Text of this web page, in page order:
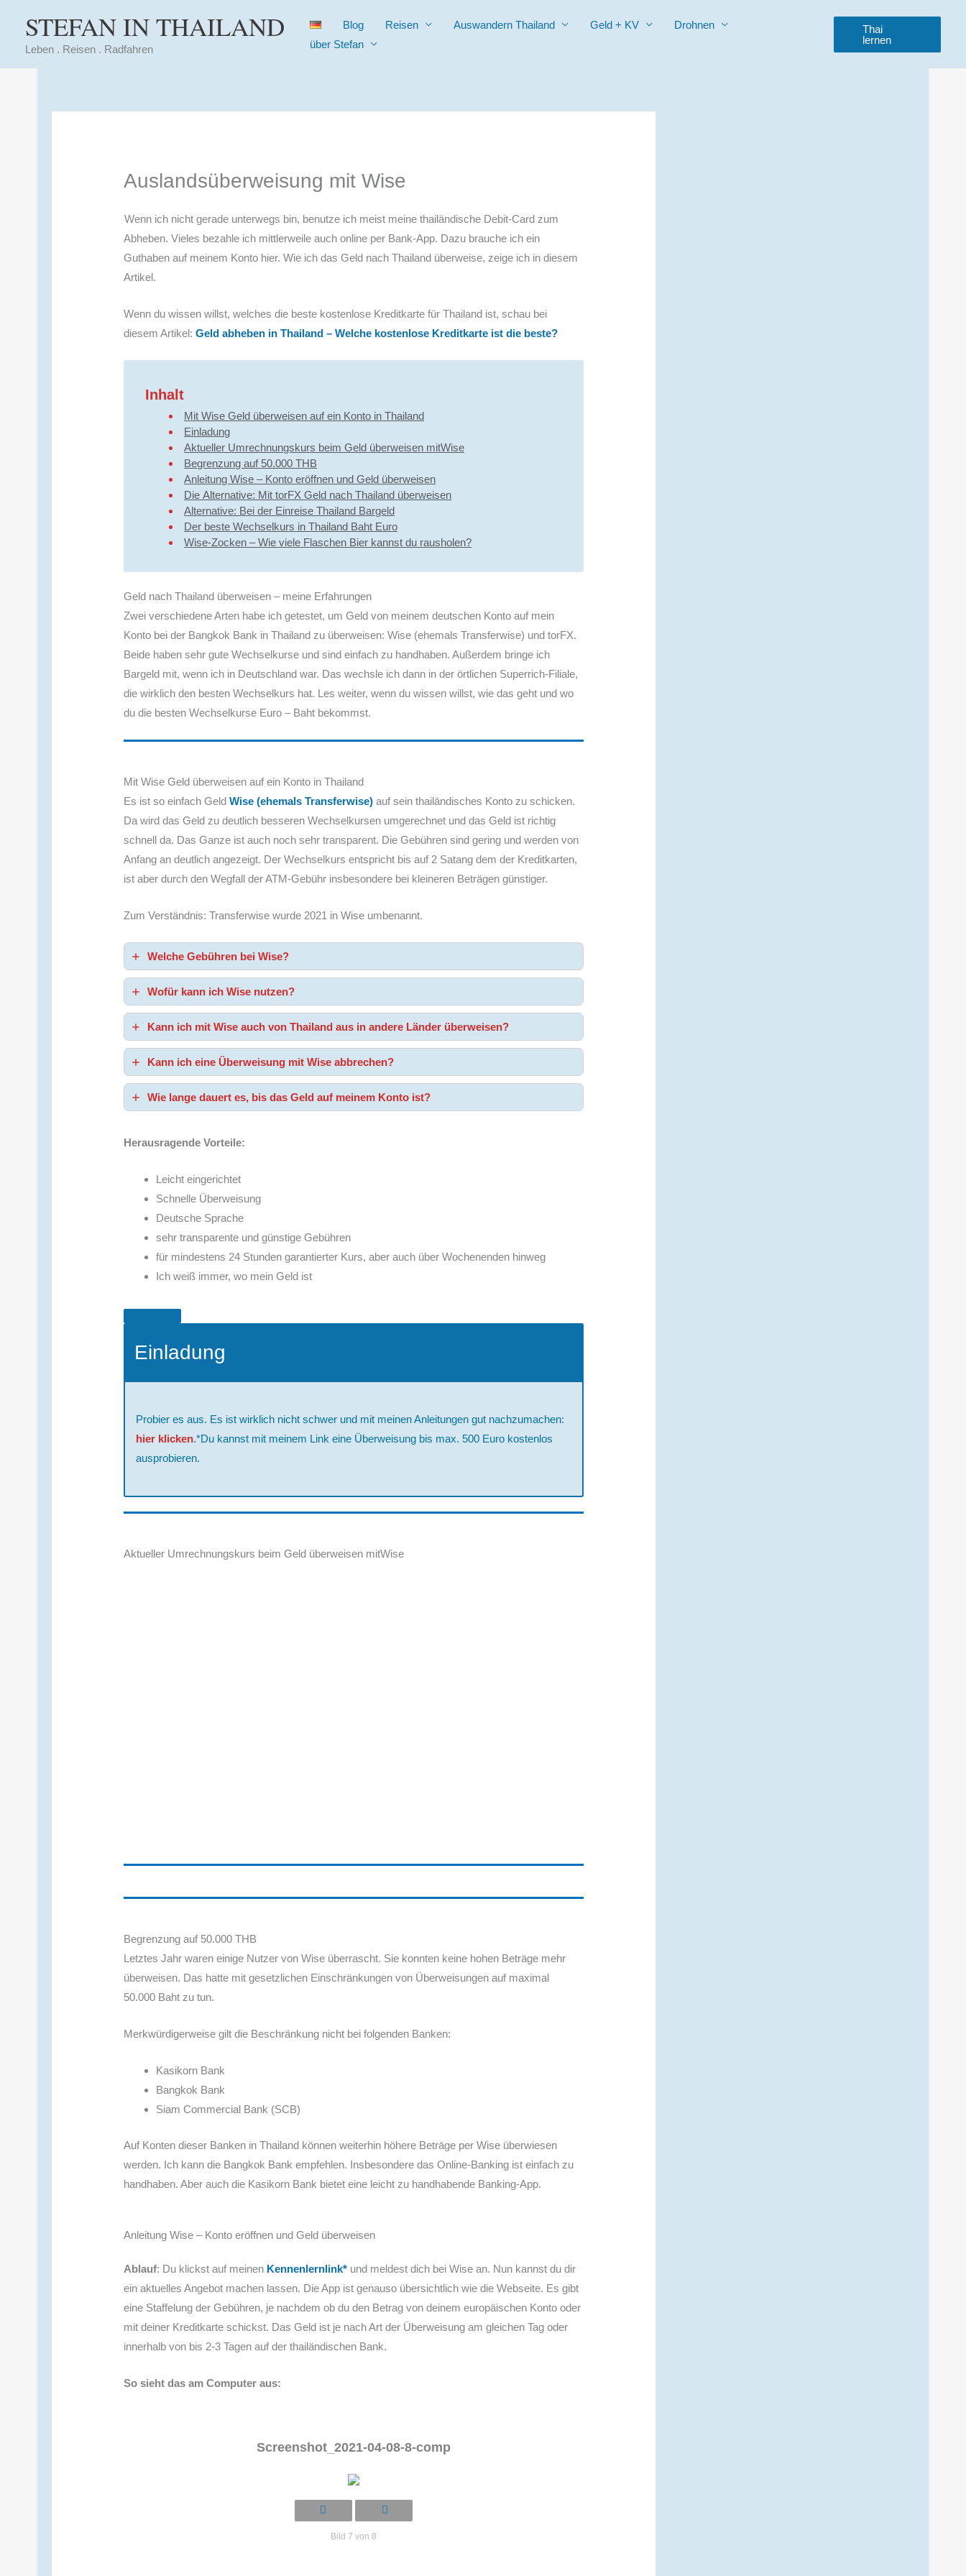
springen
STEFAN IN THAILAND
Leben . Reisen . Radfahren
Blog Reisen Auswandern Thailand Geld + KV
Drohnen
über Stefan
Thai
lernen
Auslandsüberweisung mit Wise
Wenn ich nicht gerade unterwegs bin, benutze ich meist meine thailändische Debit-Card zum
Abheben. Vieles bezahle ich mittlerweile auch online per Bank-App. Dazu brauche ich ein
Guthaben auf meinem Konto hier. Wie ich das Geld nach Thailand überweise, zeige ich in diesem
Artikel.
Wenn du wissen willst, welches die beste kostenlose Kreditkarte für Thailand ist, schau bei
diesem Artikel:Geld abheben in Thailand – Welche kostenlose Kreditkarte ist die beste?
Inhalt
Mit Wise Geld überweisen auf ein Konto in Thailand
Einladung
Aktueller Umrechnungskurs beim Geld überweisen mitWise
Begrenzung auf 50.000 THB
Anleitung Wise – Konto eröffnen und Geld überweisen
Die Alternative: Mit torFX Geld nach Thailand überweisen
Alternative: Bei der Einreise Thailand Bargeld
Der beste Wechselkurs in Thailand Baht Euro
Wise-Zocken – Wie viele Flaschen Bier kannst du rausholen?
Geld nach Thailand überweisen – meine Erfahrungen
Zwei verschiedene Arten habe ich getestet, um Geld von meinem deutschen Konto auf mein
Konto bei der Bangkok Bank in Thailand zu überweisen: Wise (ehemals Transferwise) und torFX.
Beide haben sehr gute Wechselkurse und sind einfach zu handhaben. Außerdem bringe ich
Bargeld mit, wenn ich in Deutschland war. Das wechsle ich dann in der örtlichen Superrich-Filiale,
die wirklich den besten Wechselkurs hat. Les weiter, wenn du wissen willst, wie das geht und wo
du die besten Wechselkurse Euro – Baht bekommst.
Mit Wise Geld überweisen auf ein Konto in Thailand
Es ist so einfach GeldWise (ehemals Transferwise) auf sein thailändisches Konto zu schicken.
Da wird das Geld zu deutlich besseren Wechselkursen umgerechnet und das Geld ist richtig
schnell da. Das Ganze ist auch noch sehr transparent. Die Gebühren sind gering und werden von
Anfang an deutlich angezeigt. Der Wechselkurs entspricht bis auf 2 Satang dem der Kreditkarten,
ist aber durch den Wegfall der ATM-Gebühr insbesondere bei kleineren Beträgen günstiger.
Zum Verständnis: Transferwise wurde 2021 in Wise umbenannt.
Welche Gebühren bei Wise?
Wofür kann ich Wise nutzen?
Kann ich mit Wise auch von Thailand aus in andere Länder überweisen?
Kann ich eine Überweisung mit Wise abbrechen?
Wie lange dauert es, bis das Geld auf meinem Konto ist?
Herausragende Vorteile:
Leicht eingerichtet
Schnelle Überweisung
Deutsche Sprache
sehr transparente und günstige Gebühren
für mindestens 24 Stunden garantierter Kurs, aber auch über Wochenenden hinweg
Ich weiß immer, wo mein Geld ist
Einladung
Probier es aus. Es ist wirklich nicht schwer und mit meinen Anleitungen gut nachzumachen:
hier klicken.*Du kannst mit meinem Link eine Überweisung bis max. 500 Euro kostenlos
ausprobieren.
Aktueller Umrechnungskurs beim Geld überweisen mitWise
Begrenzung auf 50.000 THB
Letztes Jahr waren einige Nutzer von Wise überrascht. Sie konnten keine hohen Beträge mehr
überweisen. Das hatte mit gesetzlichen Einschränkungen von Überweisungen auf maximal
50.000 Baht zu tun.
Merkwürdigerweise gilt die Beschränkung nicht bei folgenden Banken:
Kasikorn Bank
Bangkok Bank
Siam Commercial Bank (SCB)
Auf Konten dieser Banken in Thailand können weiterhin höhere Beträge per Wise überwiesen
werden. Ich kann die Bangkok Bank empfehlen. Insbesondere das Online-Banking ist einfach zu
handhaben. Aber auch die Kasikorn Bank bietet eine leicht zu handhabende Banking-App.
Anleitung Wise – Konto eröffnen und Geld überweisen
Ablauf: Du klickst auf meinen Kennenlernlink* und meldest dich bei Wise an. Nun kannst du dir
ein aktuelles Angebot machen lassen. Die App ist genauso übersichtlich wie die Webseite. Es gibt
eine Staffelung der Gebühren, je nachdem ob du den Betrag von deinem europäischen Konto oder
mit deiner Kreditkarte schickst. Das Geld ist je nach Art der Überweisung am gleichen Tag oder
innerhalb von bis 2-3 Tagen auf der thailändischen Bank.
So sieht das am Computer aus:
Screenshot_2021-04-08-8-comp
Bild 7 von 8